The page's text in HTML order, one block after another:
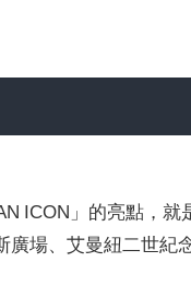
ICON」的亮點，
場、艾曼紐二世紀